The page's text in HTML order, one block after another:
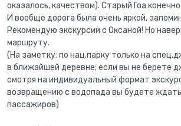
оказалось, качеством). Старый Гоа
И вообще дорога была очень яркой,
Рекомендую экскурсии с Оксаной! Но
маршруту.
(На заметку: по нац.парку только на
в ближайшей деревне; если вы не берете
смотря на индивидуальный формат
возвращению с водопада вы будете
пассажиров)